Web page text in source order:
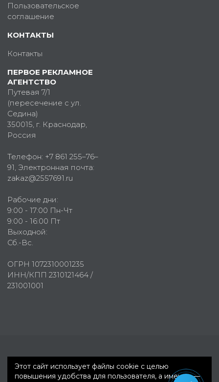
Пользовательское
соглашение
КОНТАКТЫ
Контакты
ПЕРВОЕ РЕКЛАМНОЕ
АГЕНТСТВО
Путевая 7/1
(пересечение с ул.
Седина)
350015 , г. Краснодар,
Россия
Телефон: +7 861 255–76–
91 , Электронная почта:
zakaz@2557691.ru
Рабочие дни:
9:00 - 17:00 Пн-Чт
9:00 - 16:00 Пт
Выходной:
Сб.-Вс.
ОГРН 1072310001235
ИНН/КПП 2310121464 /
231001001
Этот сайт использует файлы cookie с целью
повышения удобства для пользователя, а именно —